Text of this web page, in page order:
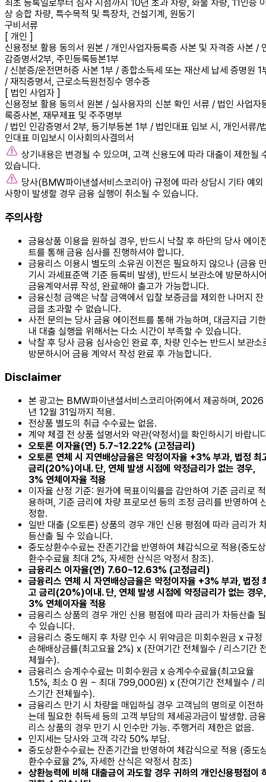
최초 등록일로부터 심사 시점까지 10년 초과 차량, 화물 차량, 11인승
상 승합 차량, 특수목적 및 특장차, 건설기계, 원동기
구비서류
[ 개인 ]
신용정보 활용 동의서 원본 / 개인사업자등록증 사본 및 자격증 사본 /
감증명서2부, 주민등록등본1부
/ 신분증/운전면허증 사본 1부 / 종합소득세 또는 재산세 납세 증명원 1
/ 재직증명서, 근로소득원천징수 영수증
[ 법인 사업자 ]
신용정보 활용 동의서 원본 / 실사용자의 신분 확인 서류 / 법인 사업자
록증사본, 재무제표 및 주주명부
/ 법인 인감증명서 2부, 등기부등본 1부 / 법인대표 입보 시, 개인서류/
인대표 미입보시 이사회의사결의서
상기내용은 변경될 수 있으며, 고객 신용도에 따라 대출이 제한될
있습니다.
당사(BMW파이낸셜서비스코리아) 규정에 따라 상담시 기타 예외
사항이 발생할 경우 금융 실행이 취소될 수 있습니다.
주의사항
금융상품 이용을 원하실 경우, 반드시 낙찰 후 하단의 당사 에이
트를 통해 금융 심사를 진행하셔야 합니다.
금융리스 이용시 별도의 소유권 이전은 필요하지 않으나 (금융
기시 과세표준액 기준 등록비 발생), 반드시 보관소에 방문하시
금융계약서류 작성, 완료해야 출고가 가능합니다.
금융신청 금액은 낙찰 금액에서 입찰 보증금을 제외한 나머지 잔
금을 초과할 수 없습니다.
사전 문의는 당사 금융 에이전트를 통해 가능하며, 대금지급 기한
내 대출 실행을 위해서는 다소 시간이 부족할 수 있습니다.
낙찰 후 당사 금융 심사승인 완료 후, 차량 인수는 반드시 보관소
방문하시어 금융 계약서 작성 완료 후 가능합니다.
Disclaimer
본 광고는 BMW파이낸셜서비스코리아㈜에서 제공하며, 2026
년 12월 31일까지 적용.
전상품 별도의 취급 수수료는 없음.
계약 체결 전 상품 설명서와 약관(약정서)을 확인하시기 바랍니
오토론 이자율(연) 5.7~12.22% (고정금리)
오토론 연체 시 지연배상금율은 약정이자율 +3% 부과, 법정 최
금리(20%)이내. 단, 연체 발생 시점에 약정금리가 없는 경우,
3% 연체이자율 적용
이자율 산정 기준: 원가에 목표이익률을 감안하여 기준 금리로 적
용하며, 기준 금리에 차량 프로모션 등의 조정 금리를 반영하여
정함.
일반 대출 (오토론) 상품의 경우 개인 신용 평점에 따라 금리가
등산출 될 수 있습니다.
중도상환수수료는 잔존기간을 반영하여 체감식으로 적용(중도상
환수수료율 최대 2%, 자세한 산식은 약정서 참조).
금융리스 이자율(연) 7.60~12.63% (고정금리)
금융리스 연체 시 자연배상금율은 약정이자율 +3% 부과, 법정
고 금리(20%)이내. 단, 연체 발생 시점에 약정금리가 없는 경우,
3% 연체이자율 적용
금융리스 상품의 경우 개인 신용 평점에 따라 금리가 차등산출 될
수 있습니다.
금융리스 중도해지 후 차량 인수 시 위약금은 미회수원금 x 규정
손해배상금률(최고요율 2%) x (잔여기간 전체월수 / 리스기간
체월수).
금융리스 승계수수료는 미회수원금 x 승계수수료율(최고요율
1.5%, 최소 0 원 ~ 최대 799,000원) x (잔여기간 전체월수 / 리
스기간 전체월수).
금융리스 만기 시 차량을 매입하실 경우 고객님의 명의로 이전하
는데 필요한 취득세 등의 고객 부담의 제세공과금이 발생함. 금융
리스 상품의 경우 만기 시 인수만 가능. 주행거리 제한은 없음.
인지세는 당사와 고객 각각 50% 부담.
중도상환수수료는 잔존기간을 반영하여 체감식으로 적용 (중도
환수수료율 2%, 자세한 산식은 약정서 참조)
상환능력에 비해 대출금이 과도할 경우 귀하의 개인신용평점이